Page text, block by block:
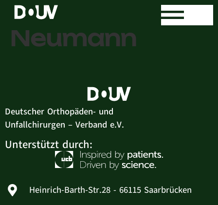
Martin
Neumann
Deutscher Orthopäden- und
Unfallchirurgen – Verband e.V.
Unterstützt durch:
Heinrich-Barth-Str.28 - 66115 Saarbrücken